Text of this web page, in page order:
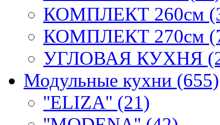
КОМПЛЕКТ 260см
КОМПЛЕКТ 270см
УГЛОВАЯ КУХНЯ
Модульные кухни (655)
''ELIZA'' (21)